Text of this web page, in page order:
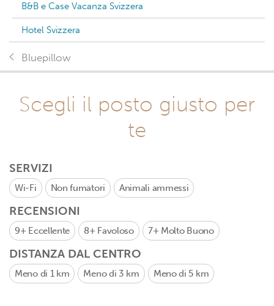
B&B e Case Vacanza Svizzera
Hotel Svizzera
Bluepillow
Scegli il posto giusto per
te
SERVIZI
Wi-Fi Non fumatori Animali ammessi
RECENSIONI
9+ Eccellente 8+ Favoloso 7+ Molto Buono
DISTANZA DAL CENTRO
Meno di 1 km Meno di 3 km Meno di 5 km